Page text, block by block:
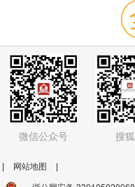
微信公众号 搜
| 网站地图
|